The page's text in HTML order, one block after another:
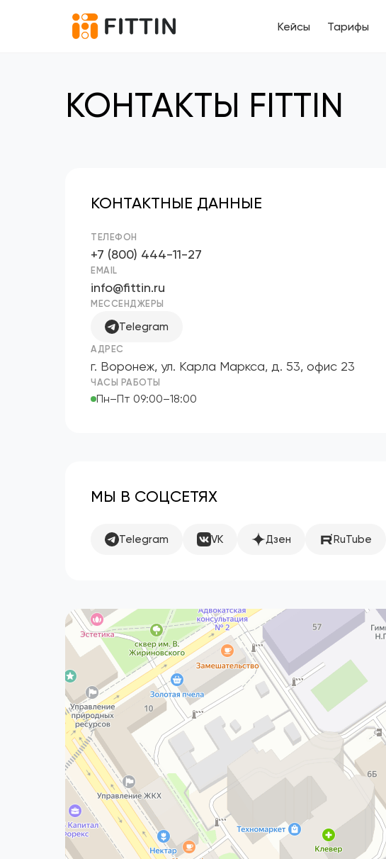
Кейсы Тарифы
КОНТАКТЫ FITTIN
КОНТАКТНЫЕ ДАННЫЕ
ТЕЛЕФОН
+7 (800) 444-11-27
EMAIL
info@fittin.ru
МЕССЕНДЖЕРЫ
Telegram
АДРЕС
г. Воронеж, ул. Карла Маркса, д. 53, офис 23
ЧАСЫ РАБОТЫ
Пн–Пт 09:00–18:00
МЫ В СОЦСЕТЯХ
Telegram VK Дзен RuTube